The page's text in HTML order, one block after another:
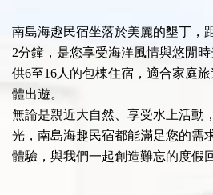
南島海趣民宿坐落於美麗的墾丁，
2分鐘，是您享受海洋風情與悠閒
供6至16人的包棟住宿，適合家庭
體出遊。
無論是親近大自然、享受水上活動
光，南島海趣民宿都能滿足您的需
體驗，與我們一起創造難忘的度假